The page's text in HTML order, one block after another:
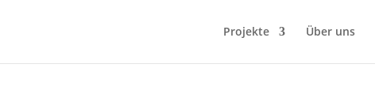
Projekte Über uns